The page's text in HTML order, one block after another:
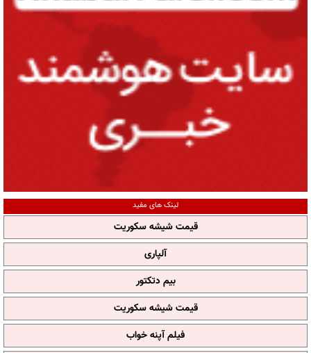
لینک های مفید
قیمت شیشه سکوریت
آلپاری
بیم دتکتور
قیمت شیشه سکوریت
فیلم آپنه خواب